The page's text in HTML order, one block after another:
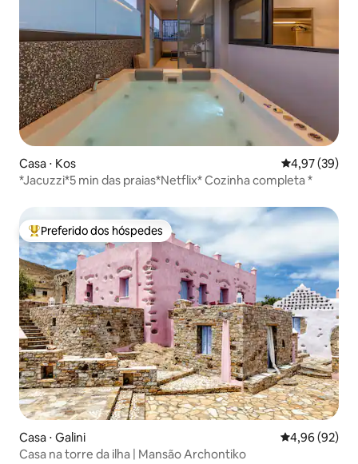
Casa ⋅ Kos 4,97 de uma
4,97 (39)
*Jacuzzi*5 min das praias*Netflix* Cozinha completa *
Entre os melhores preferidos dos hóspedes
Preferido dos hóspedes
Casa ⋅ Galini 4,96 de uma
4,96 (92)
Casa na torre da ilha | Mansão Archontiko